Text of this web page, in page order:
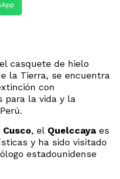
casquete de hielo
la Tierra, se encuentra
con
para la vida y la
Cusco, el Quelccaya es
y ha sido visitado
estadounidense